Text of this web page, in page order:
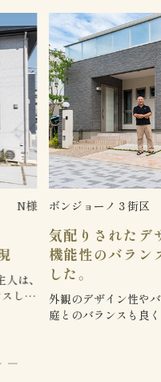
N様
は、
して
ボンジョーノ３街区
気配りされたデ
機能性のバラン
した。
外観のデザイン性や
庭とのバランスも良